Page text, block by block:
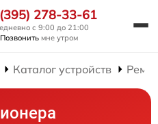
278-33-61
с 9:00 до 21:00
Позвонить мне утром
Каталог устройств